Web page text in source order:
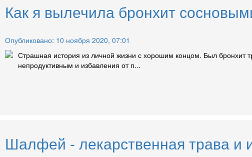
Как я вылечила бронхит
Опубликовано: 10 ноября 2020, 07:01
Страшная история из личной жизни с хорошим концом. Был бронхит
непродуктивным и избавления от п...
Шалфей - лекарственная трава и